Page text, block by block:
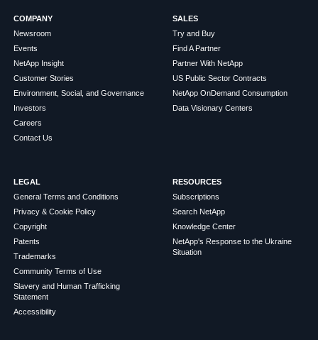
COMPANY
Newsroom
Events
NetApp Insight
Customer Stories
Environment, Social, and Governance
Investors
Careers
Contact Us
SALES
Try and Buy
Find A Partner
Partner With NetApp
US Public Sector Contracts
NetApp OnDemand Consumption
Data Visionary Centers
LEGAL
General Terms and Conditions
Privacy & Cookie Policy
Copyright
Patents
Trademarks
Community Terms of Use
Slavery and Human Trafficking
Statement
Accessibility
RESOURCES
Subscriptions
Search NetApp
Knowledge Center
NetApp's Response to the Ukraine
Situation